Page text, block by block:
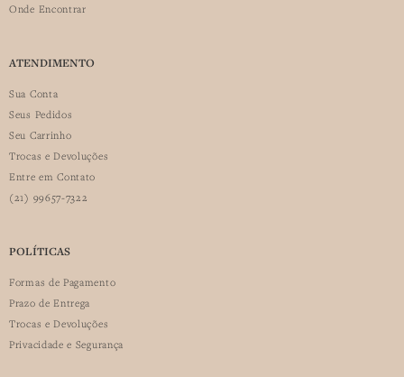
Onde Encontrar
ATENDIMENTO
Sua Conta
Seus Pedidos
Seu Carrinho
Trocas e Devoluções
Entre em Contato
(21) 99657-7322
POLÍTICAS
Formas de Pagamento
Prazo de Entrega
Trocas e Devoluções
Privacidade e Segurança